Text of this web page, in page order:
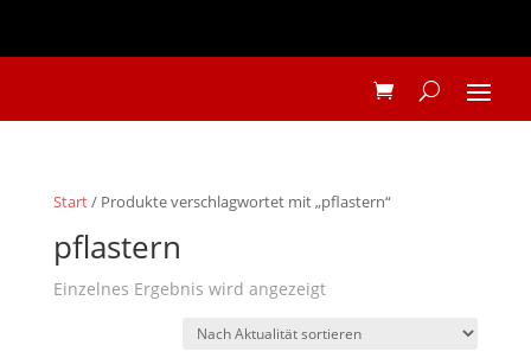
Start/ Produkte verschlagwortet mit „pflastern“
pflastern
Einzelnes Ergebnis wird angezeigt